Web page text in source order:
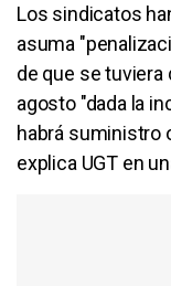
Los sindicatos
asuma
de que se
agosto "dada la
habrá suministro
explica UGT en